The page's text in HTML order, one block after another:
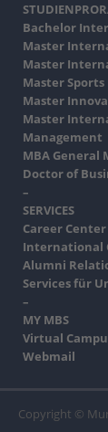
Bachelor
Master
Master
Master
Master
Master
Management
MBA General
Doctor of
–
SERVICES
Career Center
International
Alumni
Services für
–
MY MBS
Virtual
Webmail
Copyright ©